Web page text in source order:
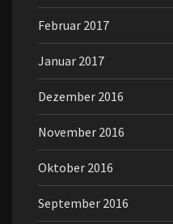
Februar 2017
Januar 2017
Dezember 2016
November 2016
Oktober 2016
September 2016